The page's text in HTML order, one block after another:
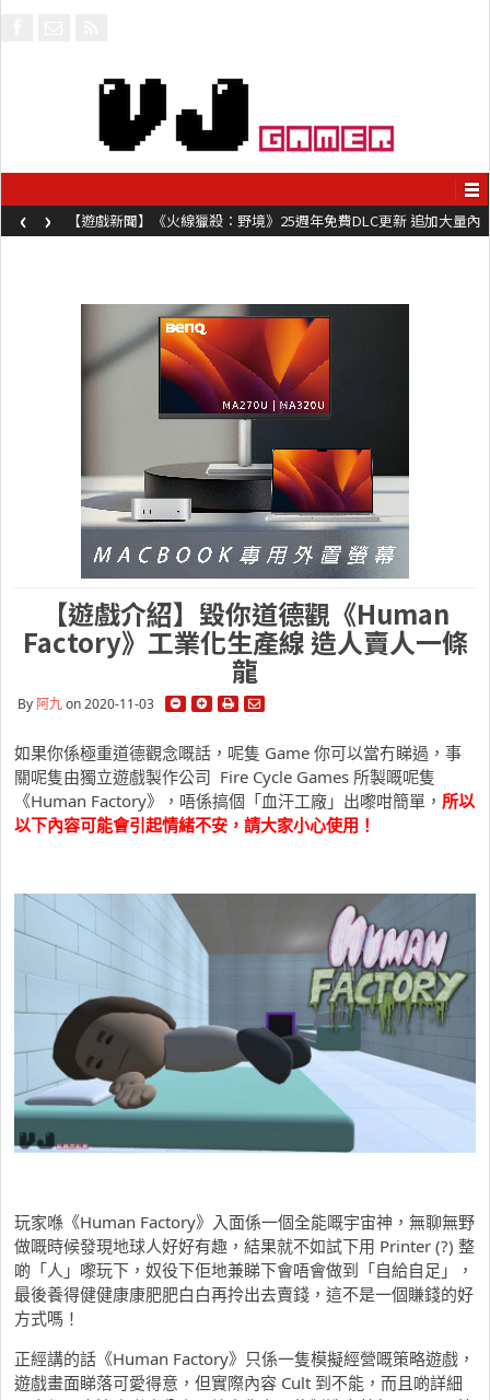
【遊戲新聞】《火線獵殺：野境》25週年免費DLC更新 追加大量內
容同時系舊作限時超平價折扣
‹ ›
【遊戲介紹】毀你道德觀《Human
Factory》工業化生產線 造人賣人一條
龍
By 阿九on 2020-11-03
如果你係極重道德觀念嘅話，呢隻 Game 你可以當冇睇過，事
關呢隻由獨立遊戲製作公司 Fire Cycle Games 所製嘅呢隻
《Human Factory》，唔係搞個「血汗工廠」出嚟咁簡單， 所以
以下內容可能會引起情緒不安，請大家小心使用！
玩家喺《Human Factory》入面係一個全能嘅宇宙神，無聊無野
做嘅時候發現地球人好好有趣，結果就不如試下用 Printer (?) 整
啲「人」嚟玩下，奴役下佢地兼睇下會唔會做到「自給自足」，
最後養得健健康康肥肥白白再拎出去賣錢，這不是一個賺錢的好
方式嗎！
正經講的話《Human Factory》只係一隻模擬經營嘅策略遊戲，
遊戲畫面睇落可愛得意，但實際內容 Cult 到不能，而且啲詳細